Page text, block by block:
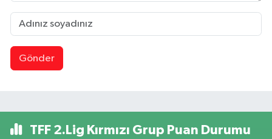
Gönder
TFF 2.Lig Kırmızı Grup Puan Durumu